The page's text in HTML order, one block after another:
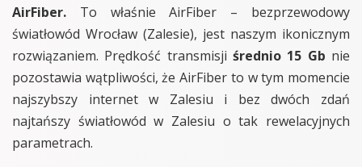
AirFiber. To właśnie AirFiber – bezprzewodowy
światłowód Wrocław (Zalesie), jest naszym ikonicznym
rozwiązaniem. Prędkość transmisji średnio 15 Gb nie
pozostawia wątpliwości, że AirFiber to w tym momencie
najszybszy internet w Zalesiu i bez dwóch zdań
najtańszy światłowód w Zalesiu o tak rewelacyjnych
parametrach.